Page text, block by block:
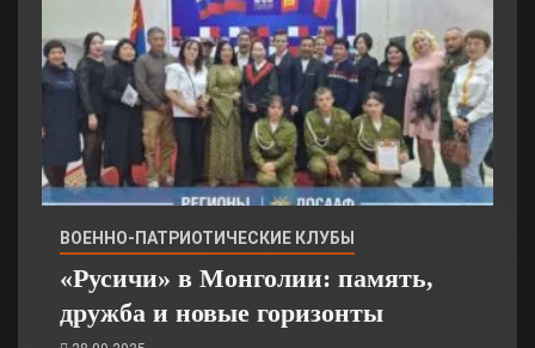
ВОЕННО-ПАТРИОТИЧЕСКИЕ КЛУБЫ
«Русичи» в Монголии: память,
дружба и новые горизонты